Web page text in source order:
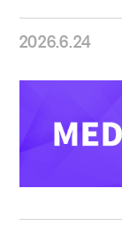
2026.6.24